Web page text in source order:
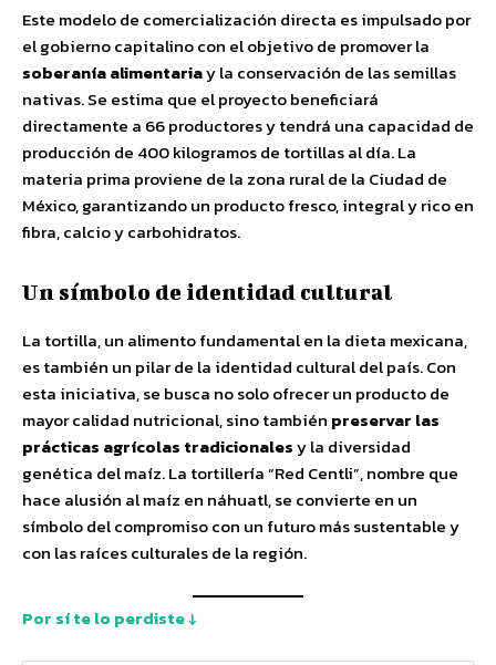
Este modelo de comercialización directa es impulsado por
el gobierno capitalino con el objetivo de promover la
soberanía alimentariay la conservación de las semillas
nativas. Se estima que el proyecto beneficiará
directamente a 66 productores y tendrá una capacidad de
producción de 400 kilogramos de tortillas al día. La
materia prima proviene de la zona rural de la Ciudad de
México, garantizando un producto fresco, integral y rico en
fibra, calcio y carbohidratos.
Un símbolo de identidad cultural
La tortilla, un alimento fundamental en la dieta mexicana,
es también un pilar de la identidad cultural del país. Con
esta iniciativa, se busca no solo ofrecer un producto de
mayor calidad nutricional, sino también preservar las
prácticas agrícolas tradicionalesy la diversidad
genética del maíz. La tortillería “Red Centli”, nombre que
hace alusión al maíz en náhuatl, se convierte en un
símbolo del compromiso con un futuro más sustentable y
con las raíces culturales de la región.
Por sí te lo perdiste ↓